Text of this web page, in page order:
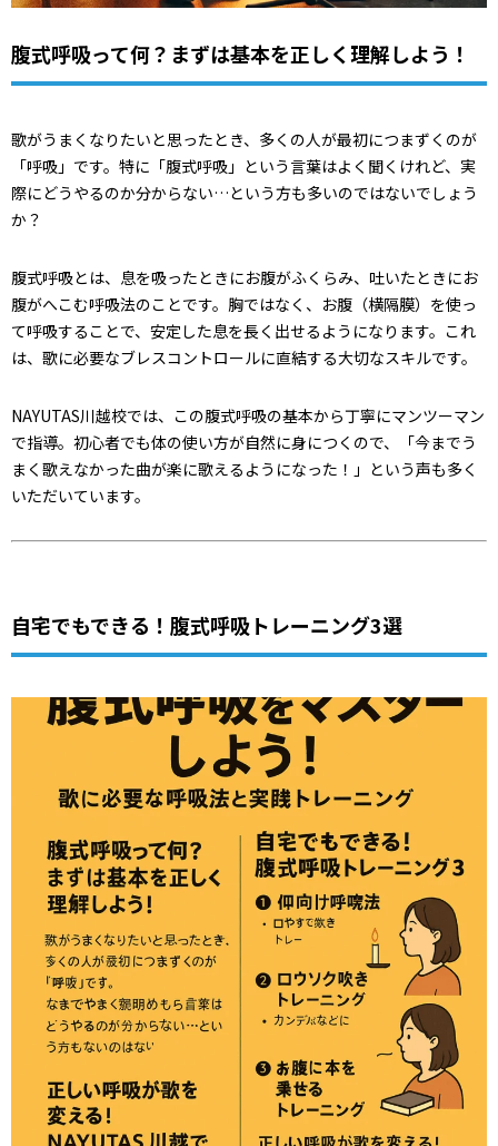
腹式呼吸って何？まずは基本を正しく理解しよう！
歌がうまくなりたいと思ったとき、多くの人が最初につまずくのが
「呼吸」です。特に「腹式呼吸」という言葉はよく聞くけれど、実
際にどうやるのか分からない…という方も多いのではないでしょう
か？
腹式呼吸とは、息を吸ったときにお腹がふくらみ、吐いたときにお
腹がへこむ呼吸法のことです。胸ではなく、お腹（横隔膜）を使っ
て呼吸することで、安定した息を長く出せるようになります。これ
は、歌に必要なブレスコントロールに直結する大切なスキルです。
NAYUTAS川越校では、この腹式呼吸の基本から丁寧にマンツーマン
で指導。初心者でも体の使い方が自然に身につくので、「今までう
まく歌えなかった曲が楽に歌えるようになった！」という声も多く
いただいています。
自宅でもできる！腹式呼吸トレーニング3選